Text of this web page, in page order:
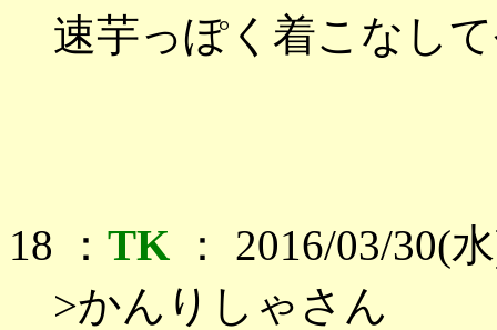
速芋っぽく着こなし
18 ： TK ： 2016/03/30(
>かんりしゃさん